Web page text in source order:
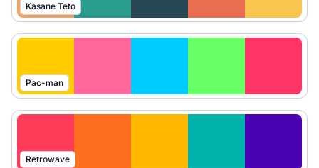
Kasane Teto
Pac-man
Retrowave